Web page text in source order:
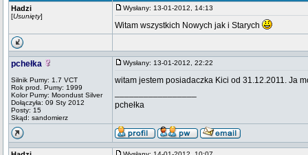
Hadzi
[Usunięty]
Wysłany: 13-01-2012, 14:13
Witam wszystkich Nowych jak i Starych
pchełka
Silnik Pumy: 1.7 VCT
Rok prod. Pumy: 1999
Kolor Pumy: Moondust Silver
Dołączyła: 09 Sty 2012
Posty: 15
Skąd: sandomierz
Wysłany: 13-01-2012, 22:22
witam jestem posiadaczka Kici od 31.12.2011. Ja
pchełka